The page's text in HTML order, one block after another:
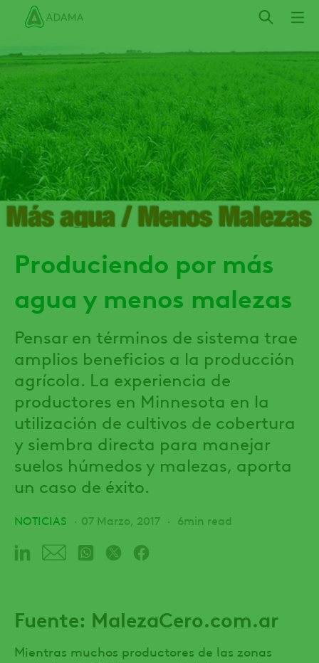
principal
Produciendo por más
agua y menos malezas
Pensar en términos de sistema trae
amplios beneficios a la producción
agrícola. La experiencia de
productores en Minnesota en la
utilización de cultivos de cobertura
y siembra directa para manejar
suelos húmedos y malezas, aporta
un caso de éxito.
NOTICIAS 07 Marzo, 2017 6min read
Fuente: MalezaCero.com.ar
Mientras muchos productores de las zonas